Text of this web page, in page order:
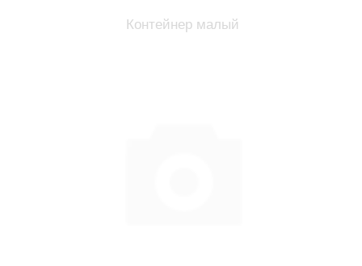
Контейнер малый